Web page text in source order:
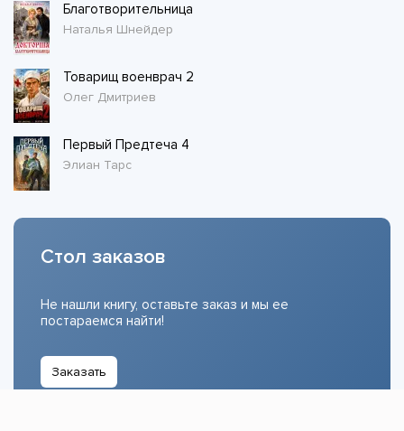
Благотворительница
Наталья Шнейдер
Товарищ военврач 2
Олег Дмитриев
Первый Предтеча 4
Элиан Тарс
Стол заказов
Не нашли книгу, оставьте заказ и мы ее
постараемся найти!
Заказать